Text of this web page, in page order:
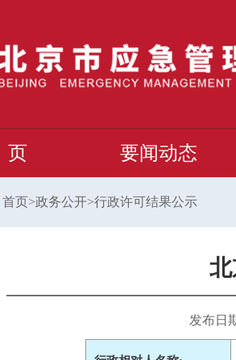
要闻动态
首页>政务公开>行政许可结果公示
发布日